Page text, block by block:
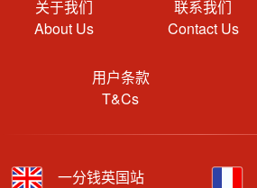
关于我们
About Us
联系我们
Contact Us
用户条款
T&Cs
一分钱英国站